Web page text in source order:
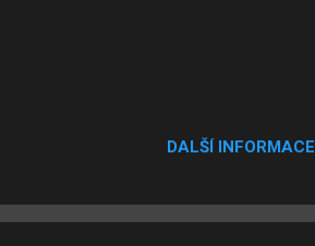
DALŠÍ INFORMACE